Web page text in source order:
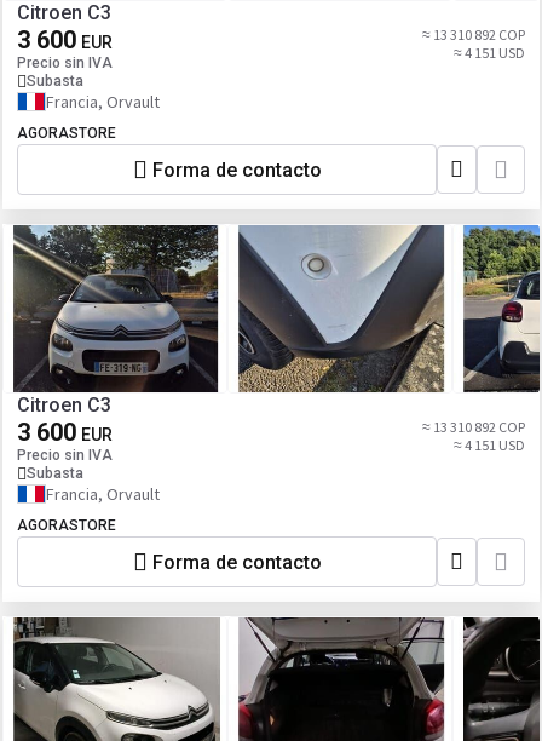
Citroen C3
3 600 EUR
Precio sin IVA
Subasta
≈ 13 310 892 COP
≈ 4 151 USD
Francia, Orvault
AGORASTORE
Forma de contacto
Citroen C3
3 600 EUR
Precio sin IVA
Subasta
≈ 13 310 892 COP
≈ 4 151 USD
Francia, Orvault
AGORASTORE
Forma de contacto